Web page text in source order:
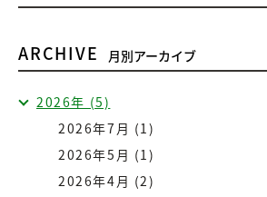
ARCHIVE 月別アーカイブ
2026年 (5)
2026年7月 (1)
2026年5月 (1)
2026年4月 (2)